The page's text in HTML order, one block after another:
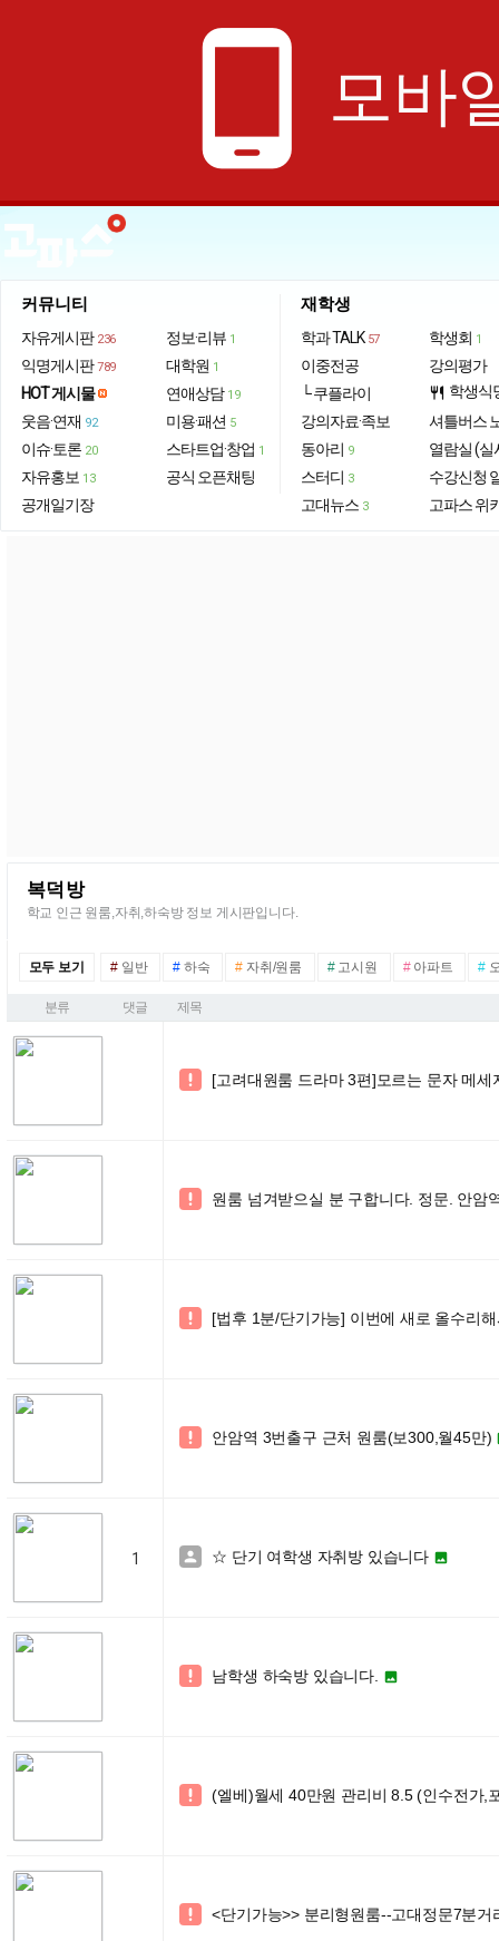
phone_android 모바
커뮤니티
자유게시판 236
익명게시판 789
HOT 게시물
웃음·연재 92
이슈·토론 20
자유홍보 13
공개일기장
정보·리뷰 1
대학원 1
연애상담 19
미용·패션 5
스타트업·창업 1
공식 오픈채팅
재학생
학과 TALK 57
이중전공
└ 쿠플라이
강의자료·족보
동아리 9
스터디 3
고대뉴스 3
학생회 1
강의평가
restaurant 학생식
셔틀버스
열람실 (실
수강신청
고파스 위
복덕방
학교 인근 원룸,자취,하숙방 정보 게시판입니다.
모두 보기 # 일반 # 하숙 # 자취/원룸 #고시원 #아파트 #
분류 댓글 제목
 [고려대원룸 드라마 3편]모르는 문자 메세
 원룸 넘겨받으실 분 구합니다. 정문. 안암
 [법후 1분/단기가능] 이번에 새로 올수리
 안암역 3번출구 근처 원룸(보300,월45만)
1  ☆ 단기 여학생 자취방 있습니다 
 남학생 하숙방 있습니다. 
 (엘베)월세 40만원 관리비 8.5 (인수전가,
 <단기가능>> 분리형원룸--고대정문7분